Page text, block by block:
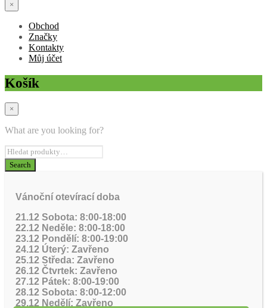
×
Obchod
Značky
Kontakty
Můj účet
Košík
×
What are you looking for?
Vánoční otevírací doba
21.12 Sobota: 8:00-18:00
22.12 Neděle: 8:00-18:00
23.12 Pondělí: 8:00-19:00
24.12 Úterý: Zavřeno
25.12 Středa: Zavřeno
26.12 Čtvrtek: Zavřeno
27.12 Pátek: 8:00-19:00
28.12 Sobota: 8:00-12:00
29.12 Nedělí: Zavřeno